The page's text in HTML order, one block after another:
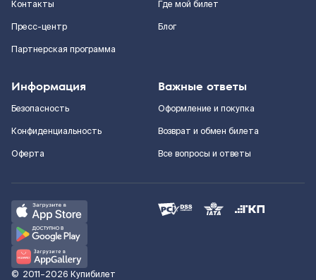
Контакты
Пресс-центр
Партнерская программа
Где мой билет
Блог
Информация
Безопасность
Конфиденциальность
Оферта
Важные ответы
Оформление и покупка
Возврат и обмен билета
Все вопросы и ответы
© 2011–2026 Купибилет